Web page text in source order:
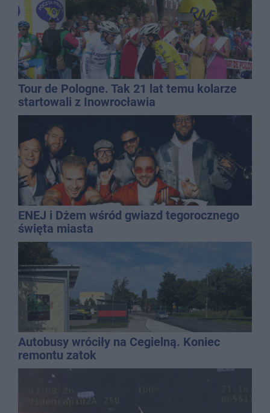
Tour de Pologne. Tak 21 lat temu kolarze
startowali z Inowrocławia
ENEJ i Dżem wśród gwiazd tegorocznego
święta miasta
Autobusy wróciły na Cegielną. Koniec
remontu zatok